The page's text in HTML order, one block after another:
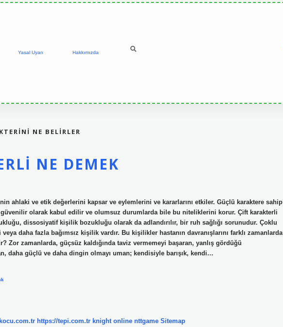
Yasal Uyarı Hakkımızda
NE BELIRLER
NE DEMEK
ahlaki ve etik değerlerini kapsar ve eylemlerini ve kararlarını etkiler. Güçlü karaktere sahip
olarak kabul edilir ve olumsuz durumlarda bile bu niteliklerini korur. Çift karakterli
dissosiyatif kişilik bozukluğu olarak da adlandırılır, bir ruh sağlığı sorunudur. Çoklu
daha fazla bağımsız kişilik vardır. Bu kişilikler hastanın davranışlarını farklı zamanlarda
Zor zamanlarda, güçsüz kaldığında taviz vermemeyi başaran, yanlış gördüğü
daha güçlü ve daha dingin olmayı uman; kendisiyle barışık, kendi…
https://tepi.com.tr knight online nttgame Sitemap